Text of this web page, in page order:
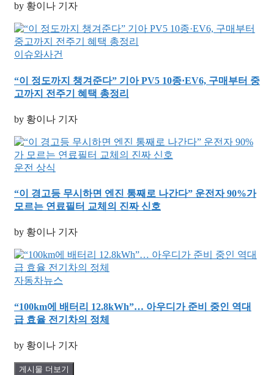
by 황이나 기자
이슈와사건
“이 정도까지 챙겨준다” 기아 PV5 10종·EV6, 구매부터 중
고까지 전주기 혜택 총정리
by 황이나 기자
운전 상식
“이 경고등 무시하면 엔진 통째로 나간다” 운전자 90%가
모르는 연료필터 교체의 진짜 신호
by 황이나 기자
자동차뉴스
“100km에 배터리 12.8kWh”… 아우디가 준비 중인 역대
급 효율 전기차의 정체
by 황이나 기자
게시물 더보기